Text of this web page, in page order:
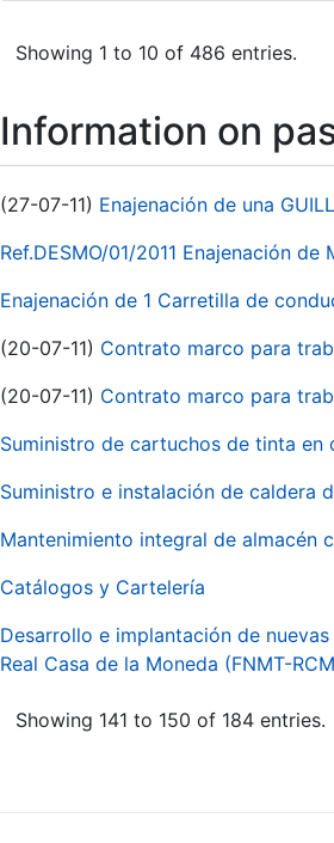
Showing 1 to 10 of 486 entries.
Information on
(27-07-11) Enajenación de una
Ref.DESMO/01/2011 Enajenación
Enajenación de 1 Carretilla de
(20-07-11) Contrato marco para
(20-07-11) Contrato marco para
Suministro de cartuchos de tinta en
Suministro e instalación de caldera
Mantenimiento integral de almacén
Catálogos y Cartelería
Desarrollo e implantación de
Real Casa de la Moneda (FNMT-
Showing 141 to 150 of 184 entries.